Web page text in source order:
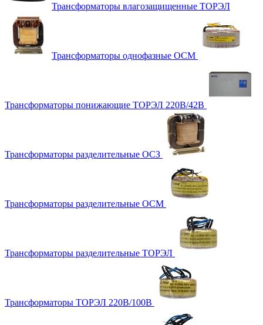
Трансформаторы влагозащищенные ТОРЭЛ
Трансформаторы однофазные ОСМ
Трансформаторы понижающие ТОРЭЛ 220В/42В
Трансформаторы разделительные ОСЗ
Трансформаторы разделительные ОСМ
Трансформаторы разделительные ТОРЭЛ
Трансформаторы ТОРЭЛ 220В/100В